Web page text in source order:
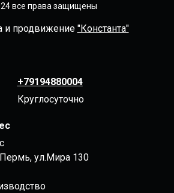
все права защищены
и продвижение "Константа"
+79194880004
Круглосуточно
Пермь, ул.Мира 130